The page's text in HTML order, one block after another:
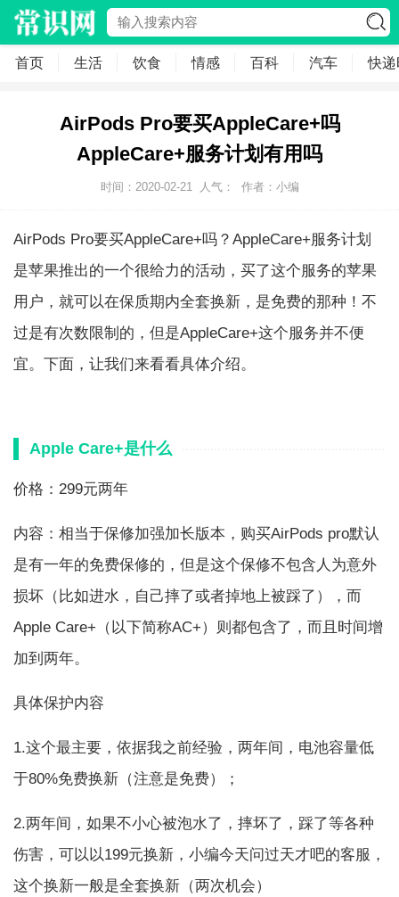
首页 生活 饮食 情感 百科 汽车 快
AirPods Pro要买AppleCare+吗
AppleCare+服务计划有用吗
时间：2020-02-21 人气： 作者：小编
AirPods Pro要买AppleCare+吗？AppleCare+服务计划
是苹果推出的一个很给力的活动，买了这个服务的苹果
用户，就可以在保质期内全套换新，是免费的那种！不
过是有次数限制的，但是AppleCare+这个服务并不便
宜。下面，让我们来看看具体介绍。
Apple Care+是什么
价格：299元两年
内容：相当于保修加强加长版本，购买AirPods pro默认
是有一年的免费保修的，但是这个保修不包含人为意外
损坏（比如进水，自己摔了或者掉地上被踩了），而
Apple Care+（以下简称AC+）则都包含了，而且时间增
加到两年。
具体保护内容
1.这个最主要，依据我之前经验，两年间，电池容量低
于80%免费换新（注意是免费）；
2.两年间，如果不小心被泡水了，摔坏了，踩了等各种
伤害，可以以199元换新，小编今天问过天才吧的客服，
这个换新一般是全套换新（两次机会）